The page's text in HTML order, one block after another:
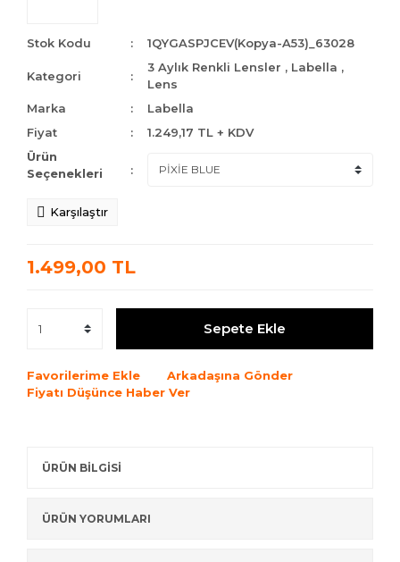
Stok Kodu 1QYGASPJCEV(Kopya-A53)_63028
Kategori
3 Aylık Renkli Lensler , Labella ,
Lens
Marka
Labella
Fiyat
1.249,17 TL + KDV
Ürün
Seçenekleri
Karşılaştır
1.499,00 TL
Sepete Ekle
Favorilerime Ekle
Arkadaşına Gönder
Fiyatı Düşünce Haber Ver
ÜRÜN BİLGİSİ
ÜRÜN YORUMLARI